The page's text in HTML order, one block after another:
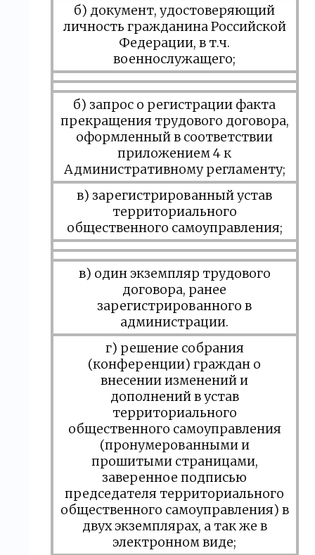
б) документ, удостоверяющий
личность гражданина Российской
Федерации, в т.ч.
военнослужащего;
б) запрос о регистрации факта
прекращения трудового договора,
оформленный в соответствии
приложением 4 к
Административному регламенту;
в) зарегистрированный устав
территориального
общественного самоуправления;
в) один экземпляр трудового
договора, ранее
зарегистрированного в
администрации.
г) решение собрания
(конференции) граждан о
внесении изменений и
дополнений в устав
территориального
общественного самоуправления
(пронумерованными и
прошитыми страницами,
заверенное подписью
председателя территориального
общественного самоуправления) в
двух экземплярах, а так же в
электронном виде;